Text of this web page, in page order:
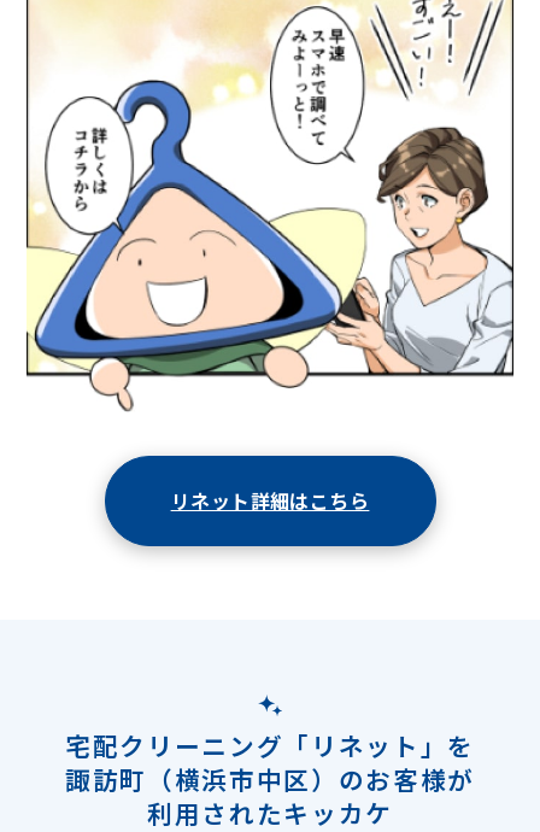
リネット詳細はこちら
宅配クリーニング「リネット」を
諏訪町（横浜市中区）のお客様が
利用されたキッカケ